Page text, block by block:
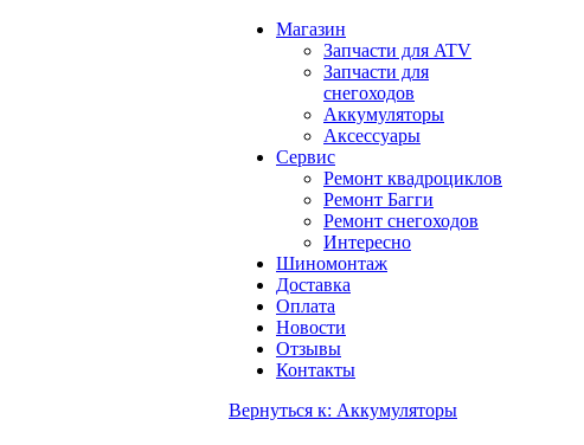
Магазин
Запчасти для ATV
Запчасти для
снегоходов
Аккумуляторы
Аксессуары
Сервис
Ремонт квадроциклов
Ремонт Багги
Ремонт снегоходов
Интересно
Шиномонтаж
Доставка
Оплата
Новости
Отзывы
Контакты
Вернуться к: Аккумуляторы